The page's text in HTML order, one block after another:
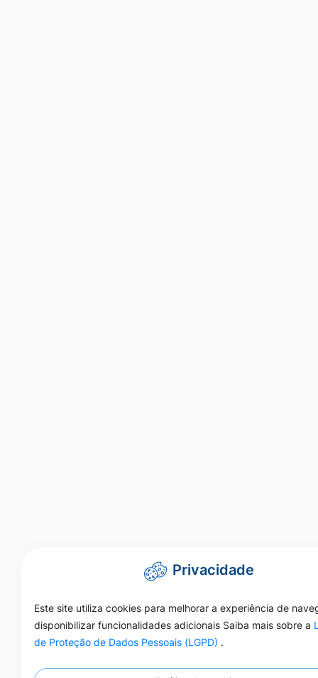
Privacidade
Este site utiliza cookies para melhorar a experiência de
disponibilizar funcionalidades adicionais Saiba mais sobre a
de Proteção de Dados Pessoais (LGPD) .